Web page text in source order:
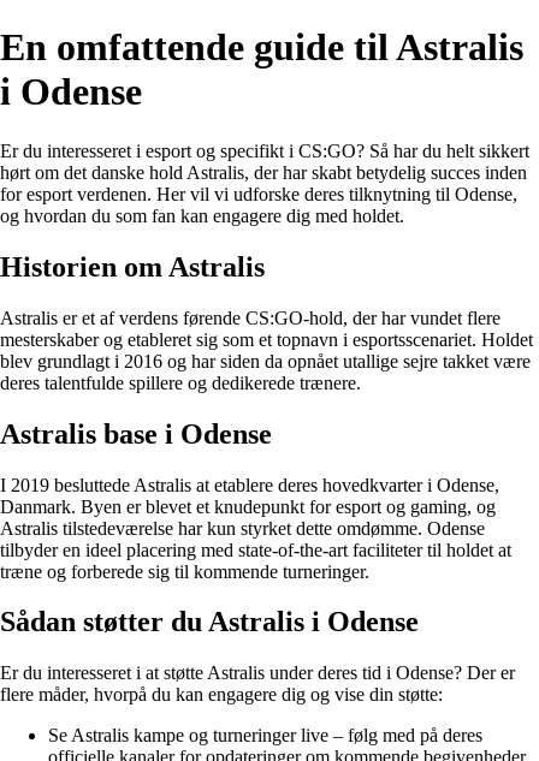
En omfattende guide til Astralis
i Odense
Er du interesseret i esport og specifikt i CS:GO? Så har du helt sikkert
hørt om det danske hold Astralis, der har skabt betydelig succes inden
for esport verdenen. Her vil vi udforske deres tilknytning til Odense,
og hvordan du som fan kan engagere dig med holdet.
Historien om Astralis
Astralis er et af verdens førende CS:GO-hold, der har vundet flere
mesterskaber og etableret sig som et topnavn i esportsscenariet. Holdet
blev grundlagt i 2016 og har siden da opnået utallige sejre takket være
deres talentfulde spillere og dedikerede trænere.
Astralis base i Odense
I 2019 besluttede Astralis at etablere deres hovedkvarter i Odense,
Danmark. Byen er blevet et knudepunkt for esport og gaming, og
Astralis tilstedeværelse har kun styrket dette omdømme. Odense
tilbyder en ideel placering med state-of-the-art faciliteter til holdet at
træne og forberede sig til kommende turneringer.
Sådan støtter du Astralis i Odense
Er du interesseret i at støtte Astralis under deres tid i Odense? Der er
flere måder, hvorpå du kan engagere dig og vise din støtte:
Se Astralis kampe og turneringer live – følg med på deres